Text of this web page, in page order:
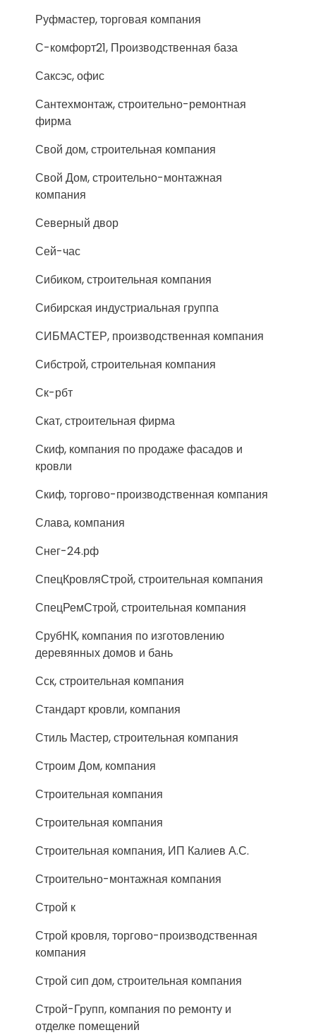
Руфмастер, торговая компания
С-комфорт21, Производственная база
Саксэс, офис
Сантехмонтаж, строительно-ремонтная
фирма
Свой дом, строительная компания
Свой Дом, строительно-монтажная
компания
Северный двор
Сей-час
Сибиком, строительная компания
Сибирская индустриальная группа
СИБМАСТЕР, производственная компания
Сибстрой, строительная компания
Ск-рбт
Скат, строительная фирма
Скиф, компания по продаже фасадов и
кровли
Скиф, торгово-производственная компания
Слава, компания
Снег-24.рф
СпецКровляСтрой, строительная компания
СпецРемСтрой, строительная компания
СрубНК, компания по изготовлению
деревянных домов и бань
Сск, строительная компания
Стандарт кровли, компания
Стиль Мастер, строительная компания
Строим Дом, компания
Строительная компания
Строительная компания
Строительная компания, ИП Калиев А.С.
Строительно-монтажная компания
Строй к
Строй кровля, торгово-производственная
компания
Строй сип дом, строительная компания
Строй-Групп, компания по ремонту и
отделке помещений